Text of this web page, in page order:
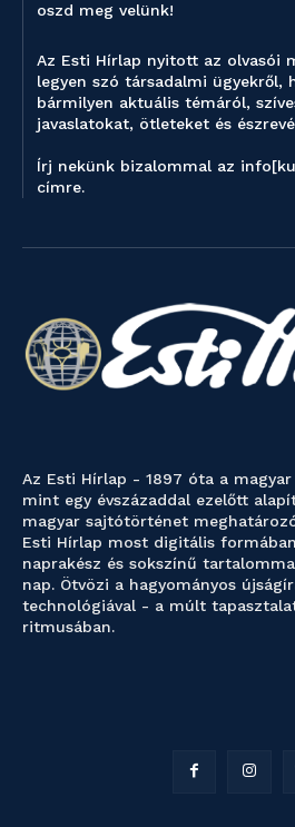
oszd meg velünk!
Az Esti Hírlap nyitott az olvasói
legyen szó társadalmi ügyekről,
bármilyen aktuális témáról,
javaslatokat, ötleteket és
Írj nekünk bizalommal az
címre.
Az Esti Hírlap - 1897 óta a
mint egy évszázaddal ezelőtt
magyar sajtótörténet
Esti Hírlap most digitális
naprakész és sokszínű
nap. Ötvözi a hagyományos
technológiával - a múlt
ritmusában.